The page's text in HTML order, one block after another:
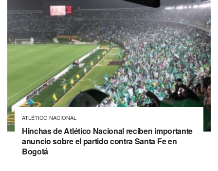
ATLÉTICO NACIONAL
Hinchas de Atlético Nacional reciben importante
anuncio sobre el partido contra Santa Fe en
Bogotá